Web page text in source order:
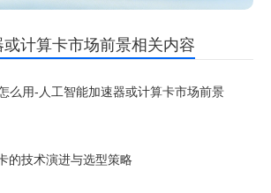
或计算卡市场前景相关内容
么用-人工智能加速器或计算卡市场前景
的技术演进与选型策略